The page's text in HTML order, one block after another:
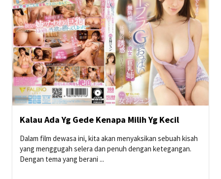
Kalau Ada Yg Gede Kenapa Milih Yg Kecil
Dalam film dewasa ini, kita akan menyaksikan sebuah kisah
yang menggugah selera dan penuh dengan ketegangan.
Dengan tema yang berani ...